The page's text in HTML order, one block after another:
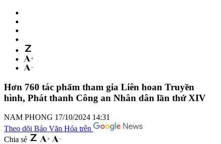
Hơn 760 tác phẩm tham gia Liên hoan Truyền
hình, Phát thanh Công an Nhân dân lần thứ XIV
NAM PHONG 17/10/2024 14:31
Theo dõi Báo Văn Hóa trên
Chia sẻ